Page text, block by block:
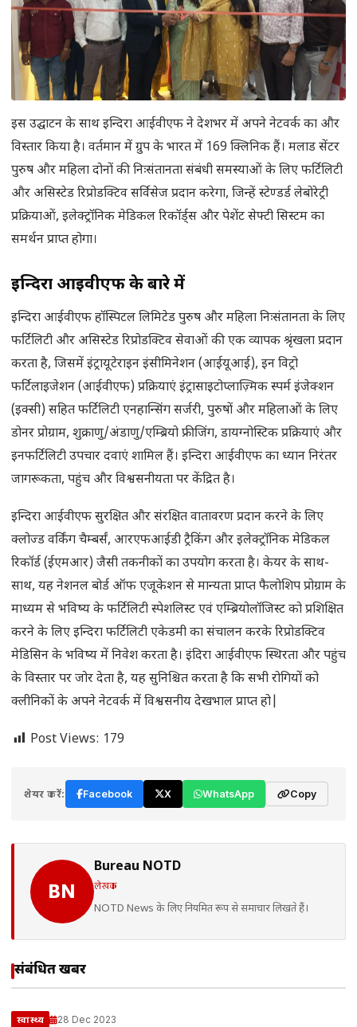
इस उद्घाटन के साथ इन्दिरा आईवीएफ ने देशभर में अपने नेटवर्क का और
विस्तार किया है। वर्तमान में ग्रुप के भारत में 169 क्लिनिक हैं। मलाड सेंटर
पुरुष और महिला दोनों की निःसंतानता संबंधी समस्याओं के लिए फर्टिलिटी
और असिस्टेड रिप्रोडक्टिव सर्विसेज प्रदान करेगा, जिन्हें स्टेण्डर्ड लेबोरेट्री
प्रक्रियाओं, इलेक्ट्रॉनिक मेडिकल रिकॉर्ड्स और पेशेंट सेफ्टी सिस्टम का
समर्थन प्राप्त होगा।
इन्दिरा आईवीएफ के बारे में
इन्दिरा आईवीएफ हॉस्पिटल लिमिटेड पुरुष और महिला निःसंतानता के लिए
फर्टिलिटी और असिस्टेड रिप्रोडक्टिव सेवाओं की एक व्यापक श्रृंखला प्रदान
करता है, जिसमें इंट्रायूटेराइन इंसीमिनेशन (आईयूआई), इन विट्रो
फर्टिलाइजेशन (आईवीएफ) प्रक्रियाएं इंट्रासाइटोप्लाज़्मिक स्पर्म इंजेक्शन
(इक्सी) सहित फर्टिलिटी एनहान्सिंग सर्जरी, पुरुषों और महिलाओं के लिए
डोनर प्रोग्राम, शुक्राणु/अंडाणु/एम्ब्रियो फ्रीजिंग, डायग्नोस्टिक प्रक्रियाएं और
इनफर्टिलिटी उपचार दवाएं शामिल हैं। इन्दिरा आईवीएफ का ध्यान निरंतर
जागरूकता, पहुंच और विश्वसनीयता पर केंद्रित है।
इन्दिरा आईवीएफ सुरक्षित और संरक्षित वातावरण प्रदान करने के लिए
क्लोज्ड वर्किंग चैम्बर्सं, आरएफआईडी ट्रैकिंग और इलेक्ट्रॉनिक मेडिकल
रिकॉर्ड (ईएमआर) जैसी तकनीकों का उपयोग करता है। केयर के साथ-
साथ, यह नेशनल बोर्ड ऑफ एजूकेशन से मान्यता प्राप्त फैलोशिप प्रोग्राम के
माध्यम से भविष्य के फर्टिलिटी स्पेशलिस्ट एवं एम्ब्रियोलॉजिस्ट को प्रशिक्षित
करने के लिए इन्दिरा फर्टिलिटी एकेडमी का संचालन करके रिप्रोडक्टिव
मेडिसिन के भविष्य में निवेश करता है। इंदिरा आईवीएफ स्थिरता और पहुंच
के विस्तार पर जोर देता है, यह सुनिश्चित करता है कि सभी रोगियों को
क्लीनिकों के अपने नेटवर्क में विश्वसनीय देखभाल प्राप्त हो|
Post Views: 179
शेयर करें: Facebook X WhatsApp Copy
BN
Bureau NOTD
लेखक
NOTD News के लिए नियमित रूप से समाचार लिखते हैं।
संबंधित खबरें
स्वास्थ्य 28 Dec 2023